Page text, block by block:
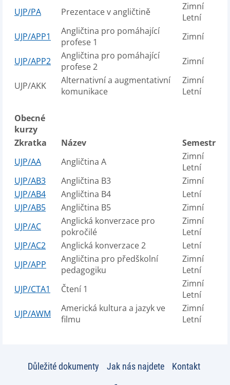
UJP/PA
Prezentace v angličtině
Zimní
Letní
UJP/APP1
Angličtina pro pomáhající
profese 1
Zimní
UJP/APP2
Angličtina pro pomáhající
profese 2
Zimní
UJP/AKK
Alternativní a augmentativní
komunikace
Zimní
Letní
Obecné
kurzy
Zkratka
Název
Semestr
UJP/AA
Angličtina A
Zimní
Letní
UJP/AB3
Angličtina B3
Zimní
UJP/AB4
Angličtina B4
Letní
UJP/AB5
Angličtina B5
Zimní
UJP/AC
Anglická konverzace pro
pokročilé
Zimní
Letní
UJP/AC2
Anglická konverzace 2
Letní
UJP/APP
Angličtina pro předškolní
pedagogiku
Zimní
Letní
UJP/CTA1
Čtení 1
Zimní
Letní
UJP/AWM
Americká kultura a jazyk ve
filmu
Zimní
Letní
Důležité dokumenty Jak nás najdete Kontakt